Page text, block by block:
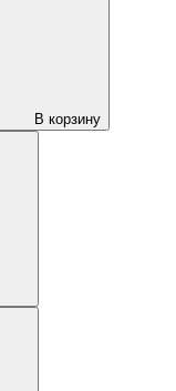
В корзину